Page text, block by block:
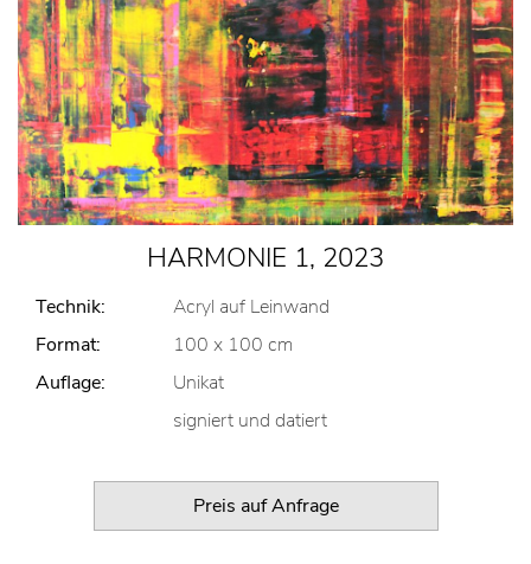
HARMONIE 1, 2023
Technik:
Acryl auf Leinwand
Format:
100 x 100 cm
Auflage:
Unikat
signiert und datiert
Preis auf Anfrage